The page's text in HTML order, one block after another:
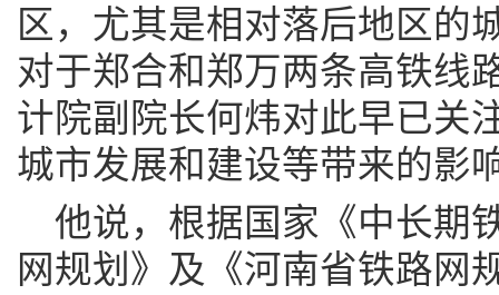
区，尤其是相对落后地区的
对于郑合和郑万两条高铁线
计院副院长何炜对此早已关
城市发展和建设等带来的影
他说，根据国家《中长期
网规划》及《河南省铁路网